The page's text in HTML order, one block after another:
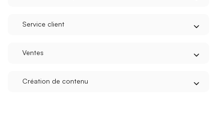
Service client
Ventes
Création de contenu